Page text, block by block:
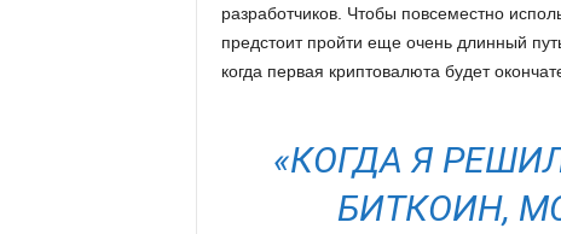
разработчиков. Чтобы повсеместно
предстоит пройти еще очень длинный
когда первая криптовалюта будет
«КОГДА Я
БИТКОИН,